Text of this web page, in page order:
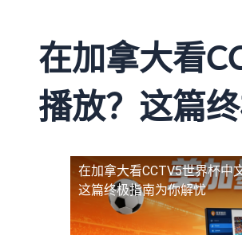
在加拿大看
播放？这篇
在加拿大看CCTV5世界杯中
这篇终极指南为你解忧